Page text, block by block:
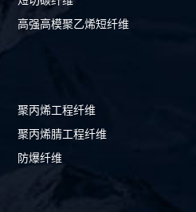
高强高模聚乙烯短纤维
聚丙烯工程纤维
聚丙烯腈工程纤维
防爆纤维